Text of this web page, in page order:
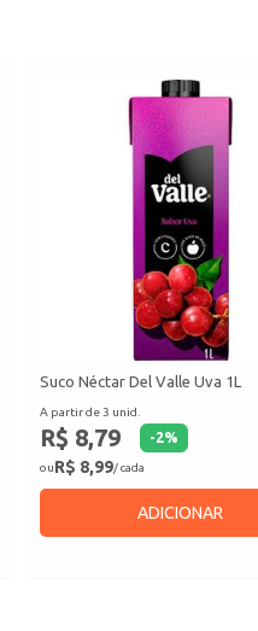
Suco Néctar Del Valle Uva 1L
A partir de 3 unid.
R$ 8,79 -2%
ouR$ 8,99/ cada
ADICIONAR